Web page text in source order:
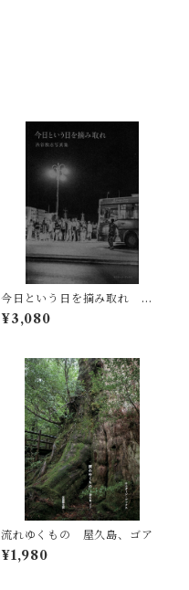
今日という日を摘み取れ 渋
谷敦志写真集 Carpe Diem
Photographs by Atsushi
¥3,080
流れゆくもの 屋久島、ゴア
¥1,980